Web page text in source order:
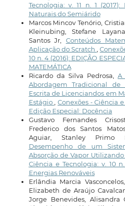
Tecnologia: v. 11 n. 1
Naturais do Semiárido
Marcos Mincov Tenório,
Kleinubing, Stefane
Santos Jr, Conteúdos
Aplicação do Scratch,
10 n. 4 (2016): EDIÇÃO
MATEMÁTICA
Ricardo da Silva Pedrosa,A
Abordagem Tradicional
Escrita de Licenciandos em
Estágio, Conexões - Ciência e
Edição Especial: Docência
Gustavo Fernandes
Frederico dos Santos
Aguiar, Stanley Primo
Desempenho de um
Absorção de Vapor
Ciência e Tecnologia: v. 10
Energias Renováveis
Erlândia Marcia
Elizabeth de Araújo
Jorge Benevides, Alisandra